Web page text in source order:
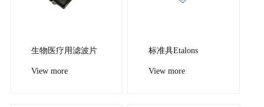
生物医疗用滤波片
View more
标准具Etalons
View more